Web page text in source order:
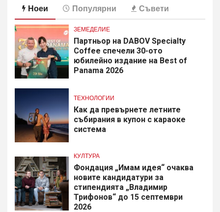
Ноеи Популярни Съвети
ЗЕМЕДЕЛИЕ
Партньор на DABOV Specialty
Coffee спечели 30-ото
юбилейно издание на Best of
Panama 2026
ТЕХНОЛОГИИ
Как да превърнете летните
събирания в купон с караоке
система
КУЛТУРА
Фондация „Имам идея“ очаква
новите кандидатури за
стипендията „Владимир
Трифонов“ до 15 септември
2026